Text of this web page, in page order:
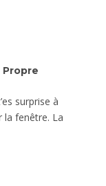
Propre
surprise à
la fenêtre. La